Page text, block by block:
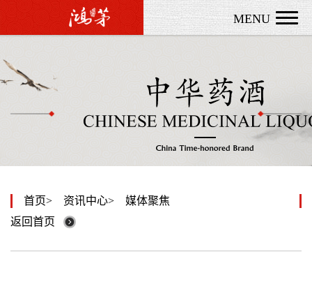
MENU
首页 资讯中心
媒体聚焦
返回首页